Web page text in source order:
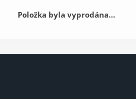
Položka byla vyprodána…